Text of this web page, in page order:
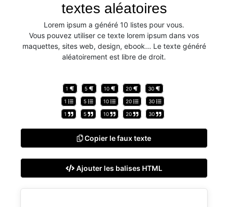
textes aléatoires
Lorem ipsum a généré 10 listes pour vous.
Vous pouvez utiliser ce texte lorem ipsum dans vos
maquettes, sites web, design, ebook... Le texte généré
aléatoirement est libre de droit.
1 5 10 20 30
1 5 10 20 30
1 5 10 20 30
Copier le faux texte
Ajouter les balises HTML